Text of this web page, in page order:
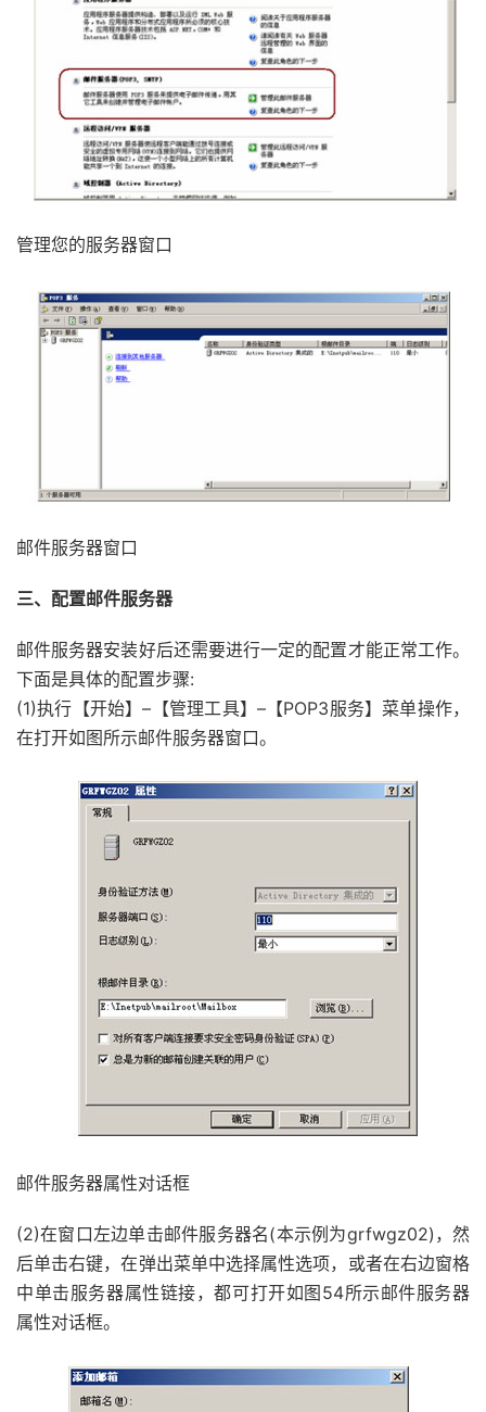
管理您的服务器窗口
邮件服务器窗口
三、配置邮件服务器
邮件服务器安装好后还需要进行一定的配置才能正常工作。
下面是具体的配置步骤:
(1)执行【开始】–【管理工具】–【POP3服务】菜单操作，
在打开如图所示邮件服务器窗口。
邮件服务器属性对话框
(2)在窗口左边单击邮件服务器名(本示例为grfwgz02)，然
后单击右键，在弹出菜单中选择属性选项，或者在右边窗格
中单击服务器属性链接，都可打开如图54所示邮件服务器
属性对话框。